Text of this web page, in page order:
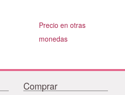
Precio en otras
monedas
Comprar